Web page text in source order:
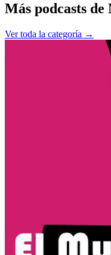
Más podcasts de
Ver toda la categoría →